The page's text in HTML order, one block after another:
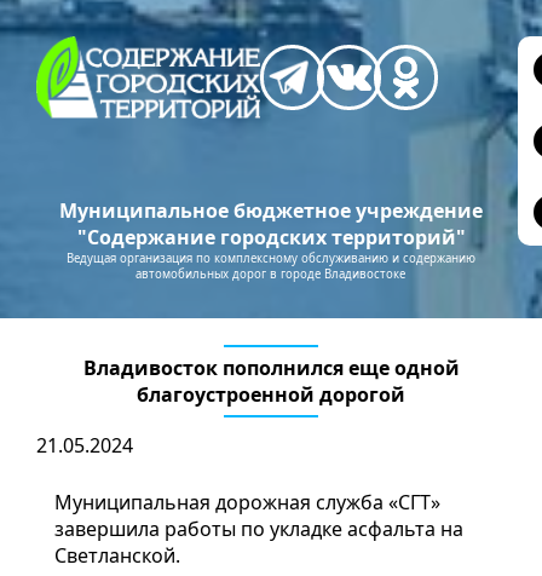
Муниципальное бюджетное учреждение
"Содержание городских территорий"
Ведущая организация по комплексному обслуживанию и содержанию
автомобильных дорог в городе Владивостоке
Владивосток пополнился еще одной
благоустроенной дорогой
21.05.2024
Муниципальная дорожная служба «СГТ»
завершила работы по укладке асфальта на
Светланской.